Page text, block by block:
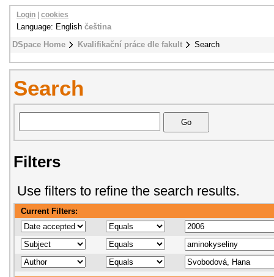
DSpace Home Kvalifikační práce dle fakult Search
Login cookies
Language: English čeština
Search
Filters
Use filters to refine the search results.
Current Filters: